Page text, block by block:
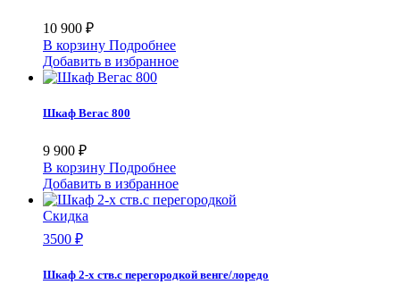
10 900 ₽
В корзину Подробнее
Добавить в избранное
Шкаф Вегас 800
9 900 ₽
В корзину Подробнее
Добавить в избранное
Скидка
3500 ₽
Шкаф 2-х ств.с перегородкой венге/лоредо